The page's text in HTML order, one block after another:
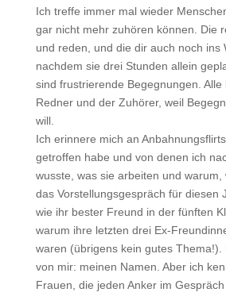
Ich treffe immer mal wieder
gar nicht mehr zuhören können. Die
und reden, und die dir auch noch ins
nachdem sie drei Stunden allein
sind frustrierende Begegnungen.
Redner und der Zuhörer, weil
will.
Ich erinnere mich an
getroffen habe und von denen ich
wusste, was sie arbeiten und warum,
das Vorstellungsgespräch für diesen
wie ihr bester Freund in der fünften
warum ihre letzten drei Ex-
waren (übrigens kein gutes Thema!).
von mir: meinen Namen. Aber ich
Frauen, die jeden Anker im